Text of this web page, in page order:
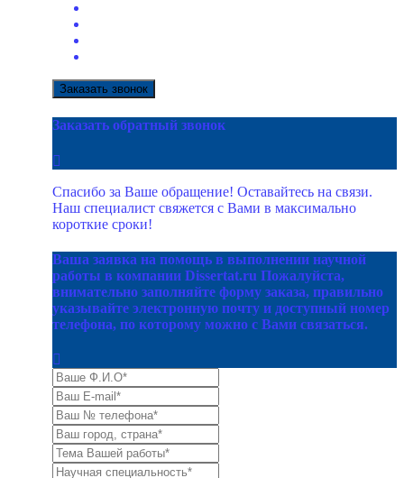
Заказать звонок
Заказать обратный звонок
Спасибо за Ваше обращение! Оставайтесь на связи.
Наш специалист свяжется с Вами в максимально
короткие сроки!
Ваша заявка на помощь в выполнении научной
работы в компании Dissertat.ru Пожалуйста,
внимательно заполняйте форму заказа, правильно
указывайте электронную почту и доступный номер
телефона, по которому можно с Вами связаться.